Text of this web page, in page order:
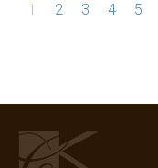
1 2 3 4 5